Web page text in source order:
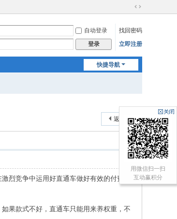
切
到
宽
自动登录
找回密码
登录 立即注册
快捷导航
返回列表
烈竞争中运用好直通车做好有效的付费推
果款式不好，直通车只能用来养权重，不
用微信扫一扫
互动赢积分